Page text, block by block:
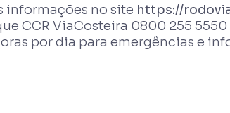
informações no site https://
CCR ViaCosteira 0800 255
por dia para emergências e